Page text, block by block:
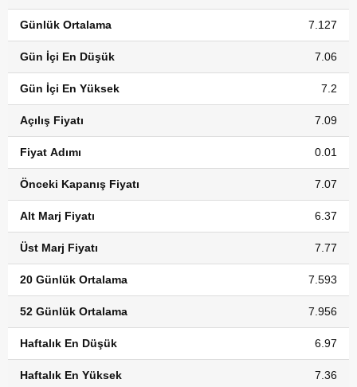
Günlük Ortalama 7.127
Gün İçi En Düşük 7.06
Gün İçi En Yüksek 7.2
Açılış Fiyatı 7.09
Fiyat Adımı 0.01
Önceki Kapanış Fiyatı 7.07
Alt Marj Fiyatı 6.37
Üst Marj Fiyatı 7.77
20 Günlük Ortalama 7.593
52 Günlük Ortalama 7.956
Haftalık En Düşük 6.97
Haftalık En Yüksek 7.36